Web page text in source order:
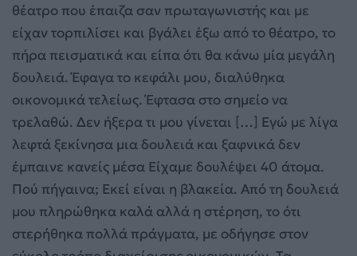
θέατρο που έπαιζα σαν πρωταγωνιστής και με
είχαν τορπιλίσει και βγάλει έξω από το θέατρο, το
πήρα πεισματικά και είπα ότι θα κάνω μία μεγάλη
δουλειά. Έφαγα το κεφάλι μου, διαλύθηκα
οικονομικά τελείως. Έφτασα στο σημείο να
τρελαθώ. Δεν ήξερα τι μου γίνεται […] Εγώ με λίγα
λεφτά ξεκίνησα μια δουλειά και ξαφνικά δεν
έμπαινε κανείς μέσα Είχαμε δουλέψει 40 άτομα.
Πού πήγαινα; Εκεί είναι η βλακεία. Από τη δουλειά
μου πληρώθηκα καλά αλλά η στέρηση, το ότι
στερήθηκα πολλά πράγματα, με οδήγησε στον